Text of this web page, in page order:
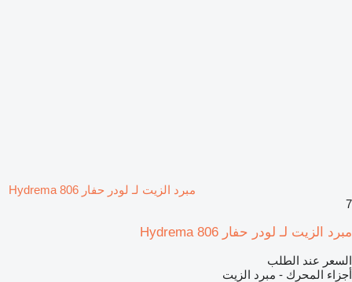
مبرد الزيت لـ لودر حفار Hydrema 806
7
مبرد الزيت لـ لودر حفار Hydrema 806
السعر عند الطلب
أجزاء المحرك - مبرد الزيت